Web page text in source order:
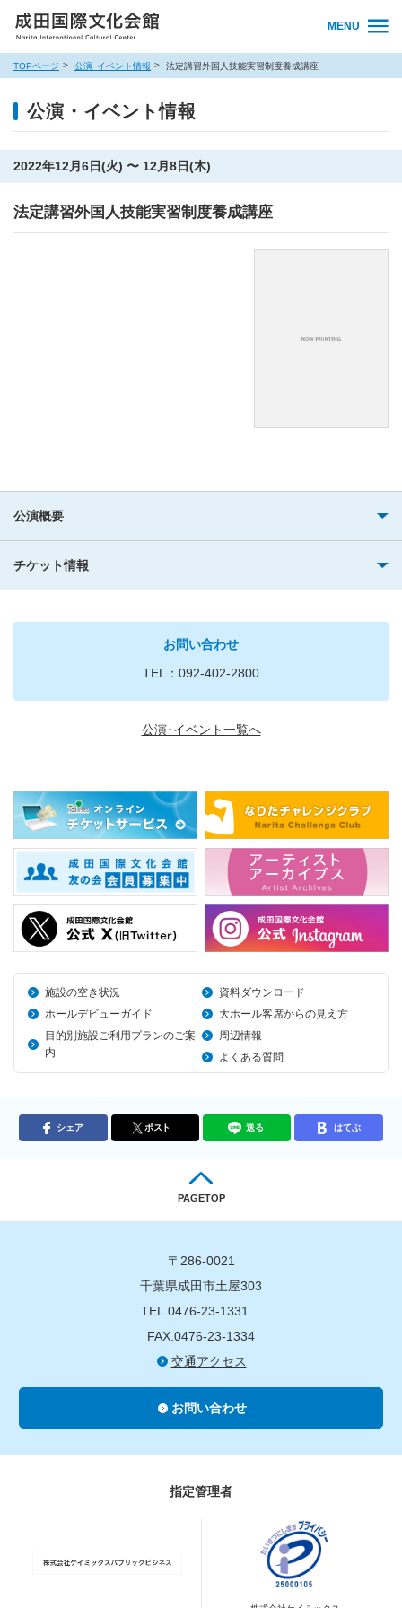
MENU
TOPページ 公演･イベント情報 法定講習外国人技能実習制度養成講座
公演・イベント情報
2022年12月6日(火) 〜 12月8日(木)
法定講習外国人技能実習制度養成講座
公演概要
チケット情報
お問い合わせ
TEL：092-402-2800
公演･イベント一覧へ
施設の空き状況
資料ダウンロード
ホールデビューガイド
大ホール客席からの見え方
目的別施設ご利用プランのご案
内
周辺情報
よくある質問
シェア ポスト 送る はてぶ
PAGETOP
〒286-0021
千葉県成田市土屋303
TEL.0476-23-1331
FAX.0476-23-1334
交通アクセス
お問い合わせ
指定管理者